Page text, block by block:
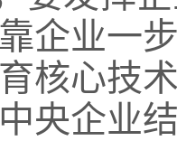
企业一
核心技
央企业